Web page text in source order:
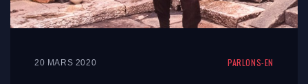
20 MARS 2020 PARLONS-EN